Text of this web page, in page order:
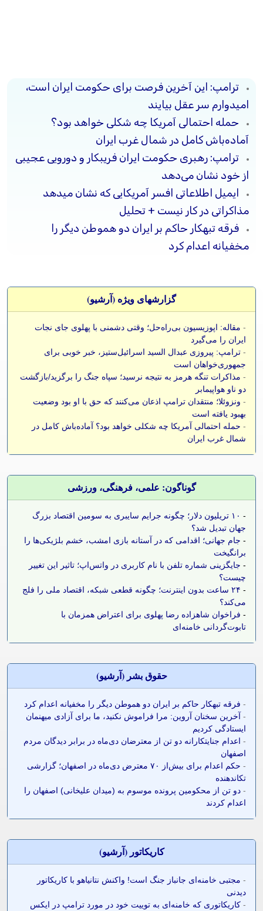
ترامپ: این آخرین فرصت برای حکومت ایران است،
امیدوارم سر عقل بیایند
حمله احتمالی آمریکا چه شکلی خواهد بود؟
آماده‌باش کامل در شمال غرب ایران
ترامپ: رهبری حکومت ایران فریبکار و دورویی عجیبی
از خود نشان می‌دهد
ایمیل اطلاعاتی افسر آمریکایی که نشان میدهد
مذاکراتی در کار نیست + تحلیل
فرقه تبهکار حاکم بر ایران دو هموطن دیگر را
مخفیانه اعدام کرد
گزارشهای ویژه (آرشيو)
- مقاله: اپوزیسیون بی‌راه‌حل؛ وقتی دشمنی با پهلوی جای نجات
ایران را می‌گیرد
- ترامپ: پیروزی عبدال السید اسرائیل‌ستیز، خبر خوبی برای
جمهوری‌خواهان است
- مذاکرات تنگه هرمز به نتیجه نرسید؛ سپاه جنگ را برگزید/بازگشت
دو ناو هواپیمابر
- ونزوئلا؛ منتقدان ترامپ اذعان می‌کنند که حق با او بود وضعیت
بهبود یافته است
- حمله احتمالی آمریکا چه شکلی خواهد بود؟ آماده‌باش کامل در
شمال غرب ایران
گوناگون: علمی، فرهنگی، ورزشی
-
۱۰ تریلیون دلار؛ چگونه جرایم سایبری به سومین اقتصاد بزرگ
جهان تبدیل شد؟
- جام جهانی؛ اقدامی که در آستانه بازی امشب، خشم بلژیکی‌ها را
برانگیخت
- جایگزینی شماره تلفن با نام کاربری در واتس‌اپ؛ تاثیر این تغییر
چیست؟
-
۲۴ ساعت بدون اینترنت؛ چگونه قطعی شبکه، اقتصاد ملی را فلج
می‌کند؟
- فراخوان شاهزاده رضا پهلوی برای اعتراض همزمان با
تابوت‌گردانی خامنه‌ای
حقوق بشر (آرشيو)
- فرقه تبهکار حاکم بر ایران دو هموطن دیگر را مخفیانه اعدام کرد
- آخرین سخنان آروین: مرا فراموش نکنید، ما برای آزادی میهنمان
ایستادگی کردیم
- اعدام جنایتکارانه دو تن از معترضان دی‌ماه در برابر دیدگان مردم
اصفهان
-
حکم اعدام برای بیش‌از ۷۰ معترض دی‌ماه در اصفهان؛ گزارشی
تکاندهنده
- دو تن از محکومین پرونده موسوم به (میدان علیخانی) اصفهان را
اعدام کردند
کاريکاتور (آرشيو)
- مجتبی خامنه‌ای جانباز جنگ است! واکنش نتانیاهو با کاریکاتور
دیدنی
- کاریکاتوری که خامنه‌ای به توییت خود در مورد ترامپ در ایکس